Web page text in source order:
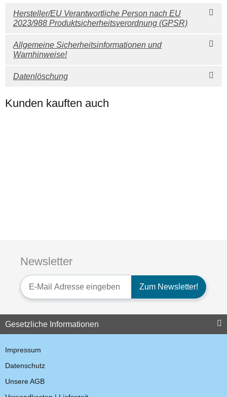
Hersteller/EU Verantwortliche Person nach EU
2023/988 Produktsicherheitsverordnung (GPSR)
Allgemeine Sicherheitsinformationen und
Warnhinweise!
Datenlöschung
Kunden kauften auch
Auf Lager
Newsletter
Newsletter-Registrierung
Zum Newsletter!
Gesetzliche Informationen
Impressum
Datenschutz
Unsere AGB